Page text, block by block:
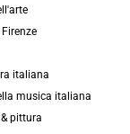
italiana
musica italiana
pittura